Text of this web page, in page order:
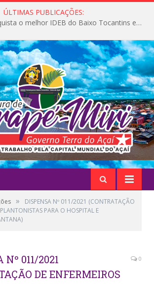
ÚLTIMAS PUBLICAÇÕES:
Igarapé-Miri conquista o melhor IDEB do Baixo Tocantins e avança na qualidade da educação pública
»
DISPENSA Nº 011/2021 (CONTRATAÇÃO
PLANTONISTAS PARA O HOSPITAL E
Nº 011/2021
DE ENFERMEIROS
0